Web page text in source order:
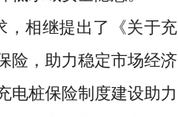
，相继提出了《关于充
险，助力稳定市场经济
电桩保险制度建设助力